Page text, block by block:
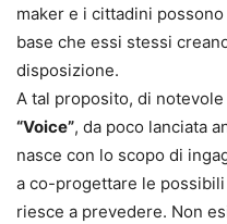
maker e i cittadini
base che essi stessi
disposizione.
A tal proposito, di
“Voice”, da poco lanciata
nasce con lo scopo di
a co-progettare le
riesce a prevedere. Non